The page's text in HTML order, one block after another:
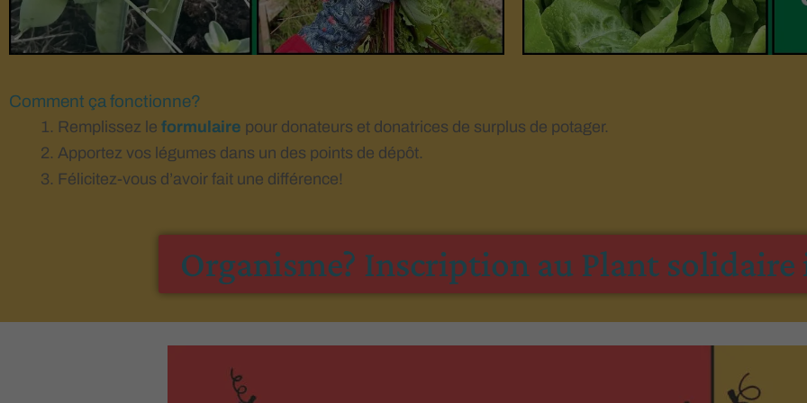
Comment ça fonctionne?
Remplissez le formulaire pour donateurs et donatrices de surplus de potager.
Apportez vos légumes dans un des points de dépôt.
Félicitez-vous d’avoir fait une différence!
Organisme? Inscription au Plant solidaire